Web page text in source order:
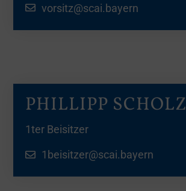
vorsitz@scai.bayern
PHILLIPP SCHOLZ
1ter Beisitzer
1beisitzer@scai.bayern